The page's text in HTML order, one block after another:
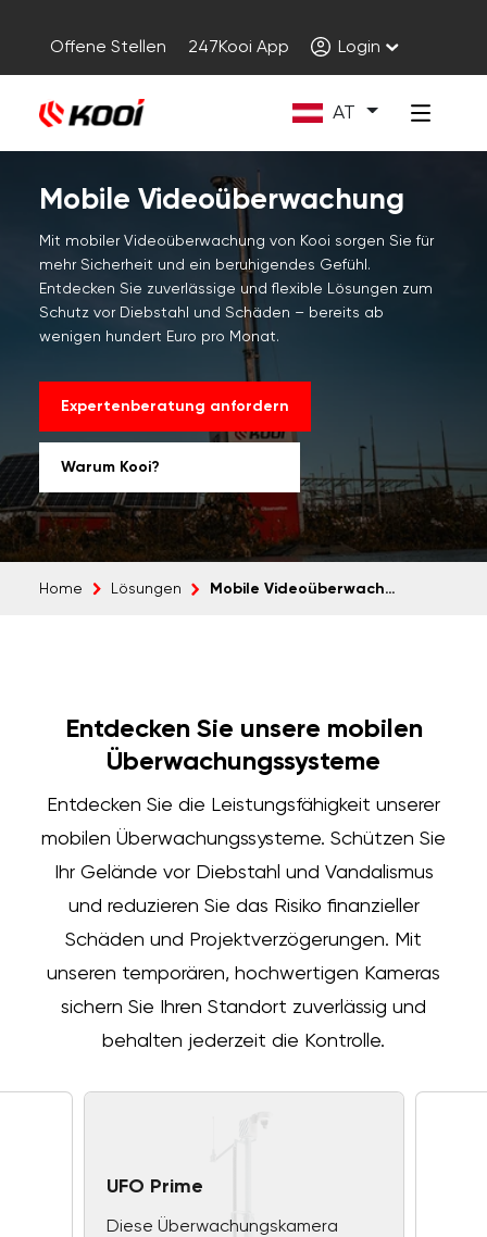
Offene Stellen 247Kooi App Login
AT
Mobile Videoüberwachung
Mit mobiler Videoüberwachung von Kooi sorgen Sie für
mehr Sicherheit und ein beruhigendes Gefühl.
Entdecken Sie zuverlässige und flexible Lösungen zum
Schutz vor Diebstahl und Schäden – bereits ab
wenigen hundert Euro pro Monat.
Expertenberatung anfordern
Warum Kooi?
Home Lösungen Mobile Videoüberwachung
Entdecken Sie unsere mobilen
Überwachungssysteme
Entdecken Sie die Leistungsfähigkeit unserer
mobilen Überwachungssysteme. Schützen Sie
Ihr Gelände vor Diebstahl und Vandalismus
und reduzieren Sie das Risiko finanzieller
Schäden und Projektverzögerungen. Mit
unseren temporären, hochwertigen Kameras
sichern Sie Ihren Standort zuverlässig und
behalten jederzeit die Kontrolle.
UFO Prime
Diese Überwachungskamera